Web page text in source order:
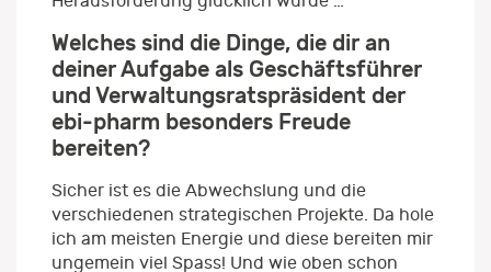
Welches sind die Dinge, die dir an
deiner Aufgabe als Geschäftsführer
und Verwaltungsratspräsident der
ebi-pharm besonders Freude
bereiten?
Sicher ist es die Abwechslung und die
verschiedenen strategischen Projekte. Da hole
ich am meisten Energie und diese bereiten mir
ungemein viel Spass! Und wie oben schon